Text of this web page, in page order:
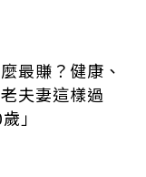
最賺？健康、
夫妻這樣過
」